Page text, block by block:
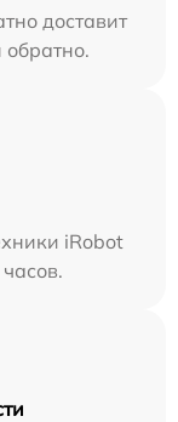
доставит
обратно.
iRobot